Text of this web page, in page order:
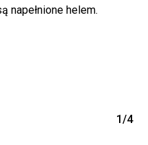
napełnione helem.
1/4